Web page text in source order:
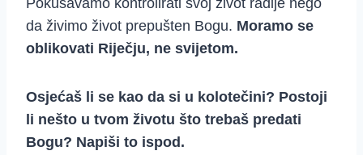
Pokušavamo kontrolirati svoj život radije nego
da živimo život prepušten Bogu. Moramo se
oblikovati Riječju, ne svijetom.
Osjećaš li se kao da si u kolotečini? Postoji
li nešto u tvom životu što trebaš predati
Bogu? Napiši to ispod.